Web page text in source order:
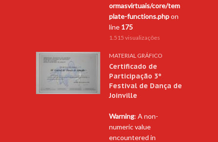
ormasvirtuais/core/tem
plate-functions.phpon
line 175
1.515 visualizações
MATERIAL GRÁFICO
Certificado de
Participação 3º
Festival de Dança de
Joinville
Warning: A non-
numeric value
encountered in